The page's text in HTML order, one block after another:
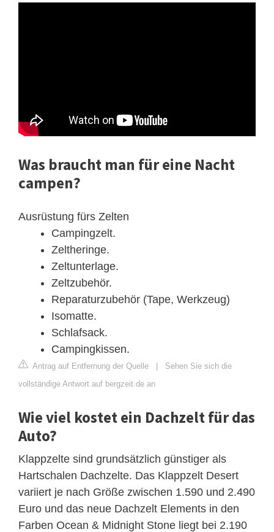
Was braucht man für eine Nacht
campen?
Ausrüstung fürs Zelten
Campingzelt.
Zeltheringe.
Zeltunterlage.
Zeltzubehör.
Reparaturzubehör (Tape, Werkzeug)
Isomatte.
Schlafsack.
Campingkissen.
Antrag auf Entfernung der Quelle | Sehen Sie sich die
vollständige Antwort auf bergzeit.de an
Wie viel kostet ein Dachzelt für das
Auto?
Klappzelte sind grundsätzlich günstiger als
Hartschalen Dachzelte. Das Klappzelt Desert
variiert je nach Größe zwischen 1.590 und 2.490
Euro und das neue Dachzelt Elements in den
Farben Ocean & Midnight Stone liegt bei 2.190